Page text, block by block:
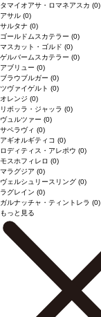
タマイオアサ・ロマネアスカ (0)
アサル (0)
サルタナ (0)
ゴールドムスカテラー (0)
マスカット・ゴルド (0)
ゲルバームスカテラー (0)
アブリュー (0)
ブラウブルガー (0)
ツヴァイゲルト (0)
オレンジ (0)
リボッラ・ジャッラ (0)
ヴュルツァー (0)
サペラヴィ (0)
アギオルギティコ (0)
ロディティス・アレポウ (0)
モスホフィレロ (0)
マラグジア (0)
ヴェルシュリースリング (0)
ラグレイン (0)
ガルナッチャ・ティントレラ (0)
もっと見る